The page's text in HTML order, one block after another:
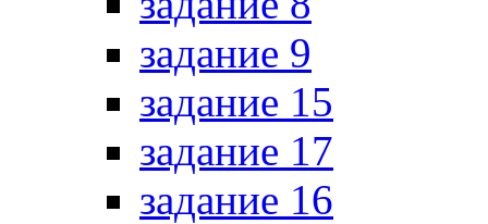
задание 9
задание 15
задание 17
задание 16